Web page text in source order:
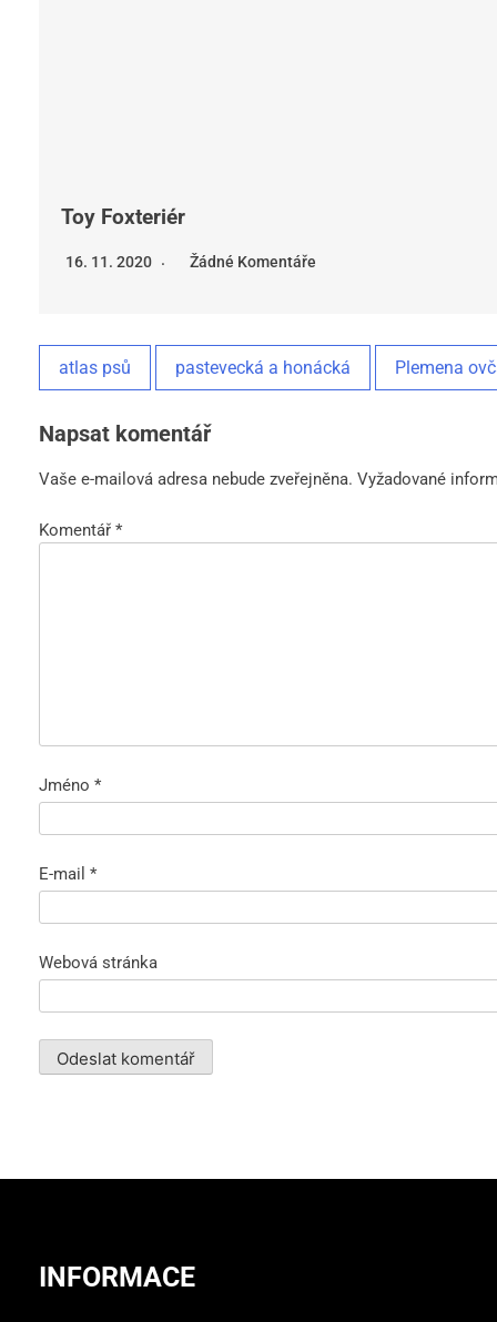
Toy Foxteriér
16. 11. 2020 Žádné Komentáře
atlas psů pastevecká a honácká Plemena
Napsat komentář
Vaše e-mailová adresa nebude zveřejněna. Vyžadované
Komentář *
Jméno *
E-mail *
Webová stránka
INFORMACE